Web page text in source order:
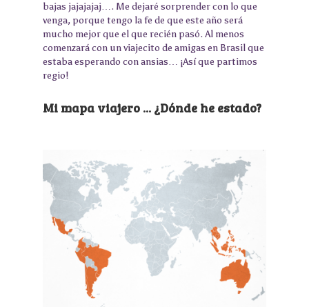
bajas jajajajaj…. Me dejaré sorprender con lo que
venga, porque tengo la fe de que este año será
mucho mejor que el que recién pasó. Al menos
comenzará con un viajecito de amigas en Brasil que
estaba esperando con ansias… ¡Así que partimos
regio!
Mi mapa viajero ... ¿Dónde he estado?